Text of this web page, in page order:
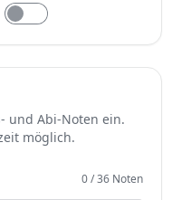
selbst aus welche
und Abi-Noten ein.
möglich.
0/36 Noten